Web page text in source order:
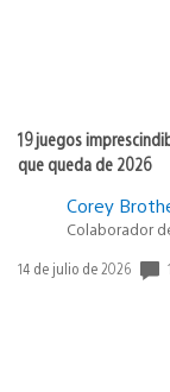
19 juegos
que queda de 2026
Corey
Colaborador
Fecha
14 de julio de 2026 1